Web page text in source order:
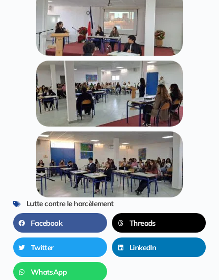
Lutte contre le harcèlement
Facebook Threads
Twitter LinkedIn
WhatsApp